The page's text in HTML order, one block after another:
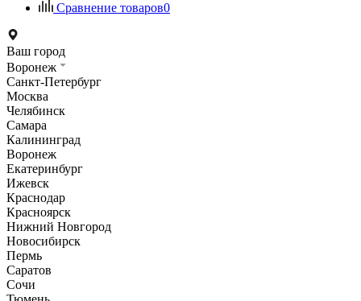
Сравнение товаров0
Ваш город
Воронеж
Санкт-Петербург
Москва
Челябинск
Самара
Калининград
Воронеж
Екатеринбург
Ижевск
Краснодар
Красноярск
Нижний Новгород
Новосибирск
Пермь
Саратов
Сочи